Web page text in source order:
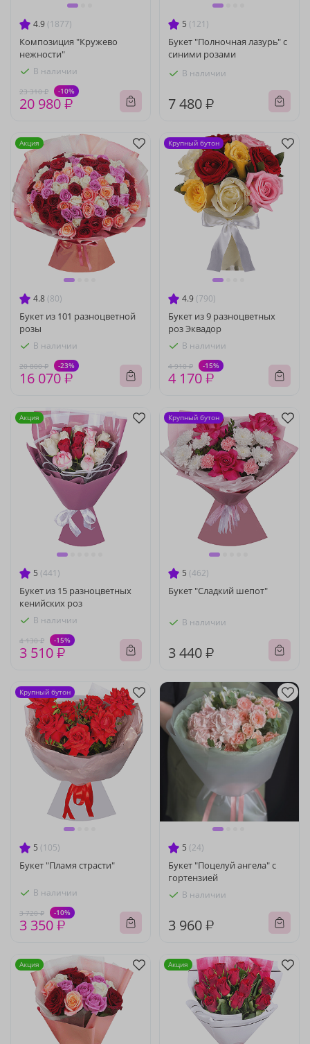
4.9 (1877)
Композиция "Кружево
нежности"
В наличии
23 310 ₽ -10%
20 980 ₽
5 (121)
Букет "Полночная лазурь" с
синими розами
В наличии
7 480 ₽
4.8 (80)
Букет из 101 разноцветной
розы
В наличии
20 800 ₽ -23%
16 070 ₽
Акция
4.9 (790)
Букет из 9 разноцветных
роз Эквадор
В наличии
4 910 ₽ -15%
4 170 ₽
Крупный бутон
5 (441)
Букет из 15 разноцветных
кенийских роз
В наличии
4 130 ₽ -15%
3 510 ₽
Акция
5 (462)
Букет "Сладкий шепот"
В наличии
3 440 ₽
Крупный бутон
5 (105)
Букет "Пламя страсти"
В наличии
3 720 ₽ -10%
3 350 ₽
Крупный бутон
5 (24)
Букет "Поцелуй ангела" с
гортензией
В наличии
3 960 ₽
Акция Акция